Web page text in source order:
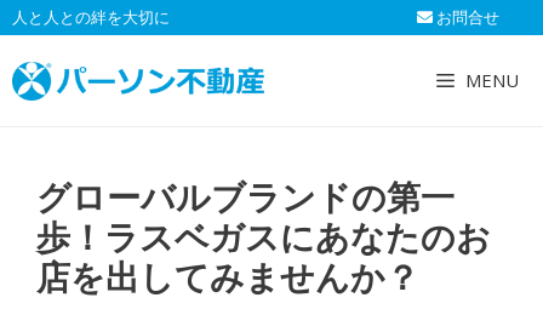
コ
ン
テ
ン
人と人との絆を大切に お問合せ
MENU
グローバルブランドの第一
歩！ラスベガスにあなたのお
店を出してみませんか？